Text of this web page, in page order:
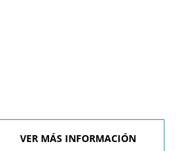
VER MÁS INFORMACIÓN